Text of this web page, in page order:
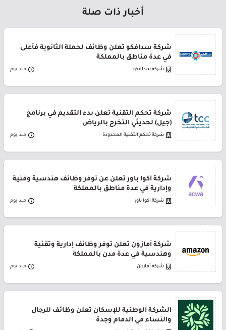
أخبار ذات صلة
شركة سدافكو تعلن وظائف لحملة الثانوية فأعلى
في عدة مناطق بالمملكة
شركة سدافكو منذ يوم
شركة تحكم التقنية تعلن بدء التقديم في برنامج
(جيل) لحديثي التخرج بالرياض
شركة تحكم التقنية المحدودة منذ يوم
شركة أكوا باور تعلن عن توفر وظائف هندسية وفنية
وإدارية في عدة مناطق بالمملكة
شركة أكوا باور منذ يوم
شركة أمازون تعلن توفر وظائف إدارية وتقنية
وهندسية في عدة مدن بالمملكة
شركة أمازون منذ يوم
الشركة الوطنية للإسكان تعلن وظائف للرجال
والنساء في الدمام وجدة